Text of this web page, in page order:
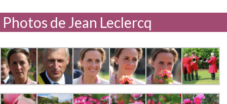
Photos de Jean Leclercq